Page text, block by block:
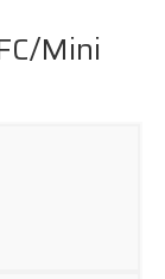
Mini